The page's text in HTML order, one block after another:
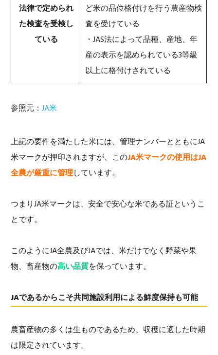
法律で定められ
た検査を受検し
ている
ど米の品位格付けを行う農産物検
査を受けている
・JAS法によって品種、産地、年
産の表示を認められている3等級
以上に格付けされている
参照元：JA米
上記の要件を満たした米には、管理ナンバーとともにJA
米マークが押印されますが、このJA米マークの使用はJA
全農が厳重に管理しています。
つまりJA米マークは、安全で安心な米である証というこ
とです。
このようにJA全農及びJAでは、米だけでなく野菜や果
物、畜産物の高い品質を保っています。
JAであるからこそ共同施設利用による鮮度保持も可能
農畜産物の多くは生ものであるため、収穫に適した時期
は限定されています。